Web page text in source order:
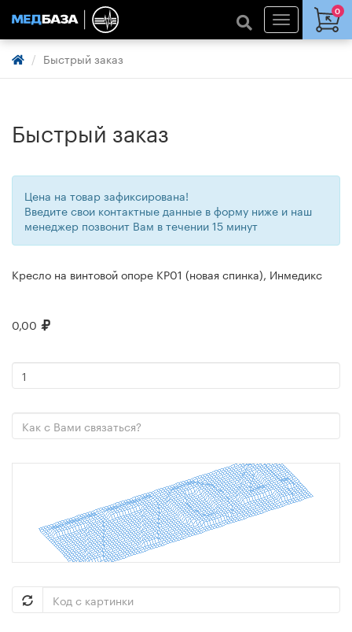
0
Быстрый заказ
Быстрый заказ
Цена на товар зафиксирована!
Введите свои контактные данные в форму ниже и наш
менеджер позвонит Вам в течении 15 минут
Кресло на винтовой опоре КР01 (новая спинка), Инмедикс
0,00